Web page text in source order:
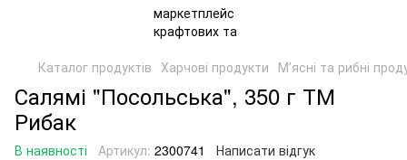
Каталог продуктів Харчові продукти Мʼясні та рибні
Салямі "Посольська", 350 г ТМ
Рибак
В наявності Артикул: 2300741 Написати відгук